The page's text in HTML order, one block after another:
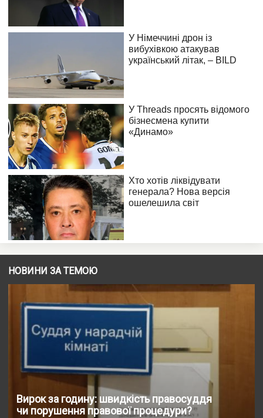
НОВИНИ ЗА ТЕМОЮ
Вирок за годину: швидкість правосуддя
чи порушення правової процедури?